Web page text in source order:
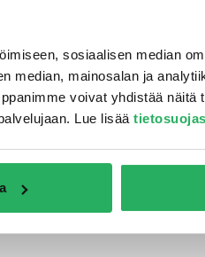
sosiaalisen median
median, mainosalan ja
voivat yhdistää näitä
Lue lisää
ja toteutetaan useilla
kapillaarikatkokerroksia
ovat:
tai muut vettä
kerros karkeaa